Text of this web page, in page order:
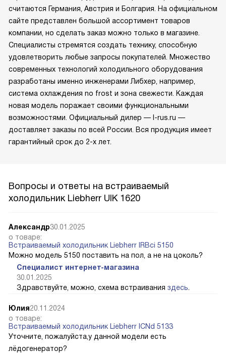
считаются Германия, Австрия и Болгария. На официальном
сайте представлен большой ассортимент товаров
компании, но сделать заказ можно только в магазине.
Специалисты стремятся создать технику, способную
удовлетворить любые запросы покупателей. Множество
современных технологий холодильного оборудования
разработаны именно инженерами Либхер, например,
система охлаждения no frost и зона свежести. Каждая
новая модель поражает своими функциональными
возможностями. Официальный дилер — l-rus.ru —
доставляет заказы по всей России. Вся продукция имеет
гарантийный срок до 2-х лет.
Вопросы и ответы на встраиваемый
холодильник Liebherr UIK 1620
Александр30.01.2025
о товаре:
Встраиваемый холодильник Liebherr IRBci 5150
Можно модель 5150 поставить на пол, а не на цоколь?
Специалист интернет-магазина
30.01.2025
Здравствуйте, можно, схема встраивания здесь
Юлия20.11.2024
о товаре:
Встраиваемый холодильник Liebherr ICNd 5133
Уточните, пожалуйста,у данной модели есть
лёдогенератор?